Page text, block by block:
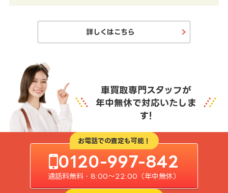
詳しくはこちら
車買取専門スタッフが
年中無休で対応いたしま
す!
お電話での査定も可能！
0120-997-842
通話料無料・8:00〜22:00（年中無休）